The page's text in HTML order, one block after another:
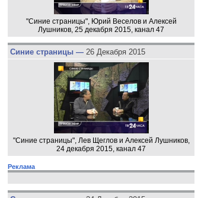
"Синие страницы", Юрий Веселов и Алексей
Лушников, 25 декабря 2015, канал 47
Синие страницы — 26 Декабря 2015
"Синие страницы", Лев Щеглов и Алексей Лушников,
24 декабря 2015, канал 47
Реклама